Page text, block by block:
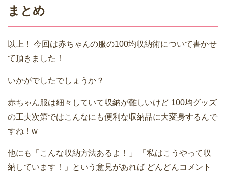
まとめ
以上！
今回は赤ちゃんの服の100均収納術について書かせ
て頂きました！
いかがでしたでしょうか？
赤ちゃん服は細々していて収納が難しいけど 100均グッズ
の工夫次第ではこんなにも便利な収納品に大変身するんで
すね！w
他にも「こんな収納方法あるよ！」
「私はこうやって収
納しています！」という意見があれば どんどんコメント